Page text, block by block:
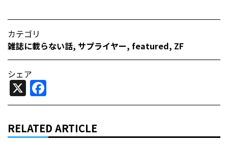
カテゴリ
雑誌に載らない話, サプライヤー, featured, ZF
シェア
X
RELATED ARTICLE